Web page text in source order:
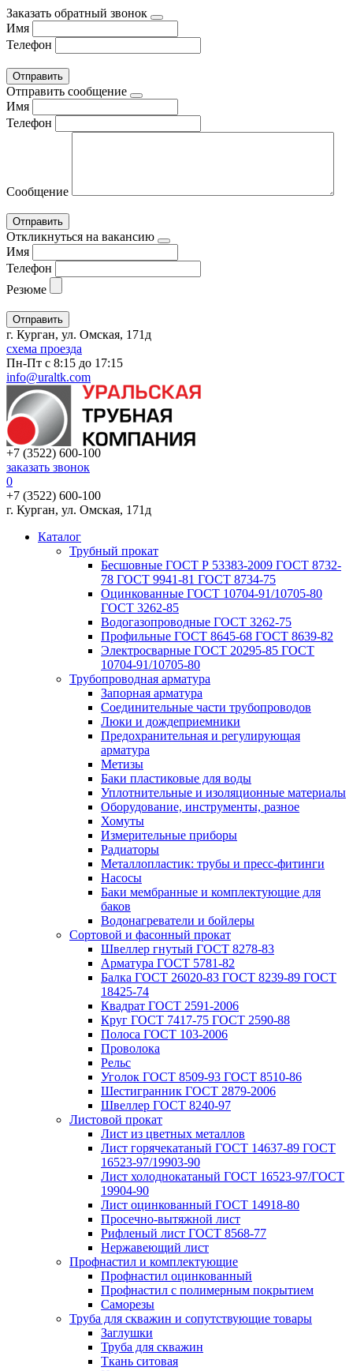
Заказать обратный звонок
Имя
Телефон
Отправить сообщение
Имя
Телефон
Сообщение
Откликнуться на вакансию
Имя
Телефон
Резюме
г. Курган, ул. Омская, 171д
схема проезда
Пн-Пт с 8:15 до 17:15
info@uraltk.com
+7 (3522) 600-100
заказать звонок
0
+7 (3522) 600-100
г. Курган, ул. Омская, 171д
Каталог
Трубный прокат
Беcшовные ГОСТ Р 53383-2009 ГОСТ 8732-
78 ГОСТ 9941-81 ГОСТ 8734-75
Оцинкованные ГОСТ 10704-91/10705-80
ГОСТ 3262-85
Водогазопроводные ГОСТ 3262-75
Профильные ГОСТ 8645-68 ГОСТ 8639-82
Электросварные ГОСТ 20295-85 ГОСТ
10704-91/10705-80
Трубопроводная арматура
Запорная арматура
Соединительные части трубопроводов
Люки и дождеприемники
Предохранительная и регулирующая
арматура
Метизы
Баки пластиковые для воды
Уплотнительные и изоляционные материалы
Оборудование, инструменты, разное
Хомуты
Измерительные приборы
Радиаторы
Металлопластик: трубы и пресс-фитинги
Насосы
Баки мембранные и комплектующие для
баков
Водонагреватели и бойлеры
Сортовой и фасонный прокат
Швеллер гнутый ГОСТ 8278-83
Арматура ГОСТ 5781-82
Балка ГОСТ 26020-83 ГОСТ 8239-89 ГОСТ
18425-74
Квадрат ГОСТ 2591-2006
Круг ГОСТ 7417-75 ГОСТ 2590-88
Полоса ГОСТ 103-2006
Проволока
Рельс
Уголок ГОСТ 8509-93 ГОСТ 8510-86
Шестигранник ГОСТ 2879-2006
Швеллер ГОСТ 8240-97
Листовой прокат
Лист из цветных металлов
Лист горячекатаный ГОСТ 14637-89 ГОСТ
16523-97/19903-90
Лист холоднокатаный ГОСТ 16523-97/ГОСТ
19904-90
Лист оцинкованный ГОСТ 14918-80
Просечно-вытяжной лист
Рифленый лист ГОСТ 8568-77
Нержавеющий лист
Профнастил и комплектующие
Профнастил оцинкованный
Профнастил с полимерным покрытием
Саморезы
Труба для скважин и сопутствующие товары
Заглушки
Труба для скважин
Ткань ситовая